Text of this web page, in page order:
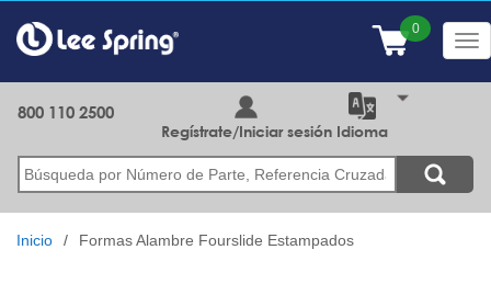
contenido
principal
Buscar
800 110 2500
Regístrate/Iniciar sesiónIdioma
Inicio Formas Alambre Fourslide Estampados